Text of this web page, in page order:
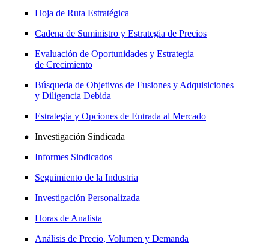
Hoja de Ruta Estratégica
Cadena de Suministro y Estrategia de Precios
Evaluación de Oportunidades y Estrategia
de Crecimiento
Búsqueda de Objetivos de Fusiones y Adquisiciones
y Diligencia Debida
Estrategia y Opciones de Entrada al Mercado
Investigación Sindicada
Informes Sindicados
Seguimiento de la Industria
Investigación Personalizada
Horas de Analista
Análisis de Precio, Volumen y Demanda